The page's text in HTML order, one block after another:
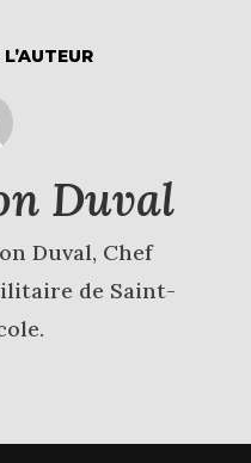
Duval
Duval, Chef
de Saint-